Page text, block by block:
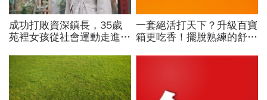
成功打敗資深鎮長，35歲
苑裡女孩從社會運動走進鎮
「拜託」
一套絕活打天下？升級百寶
箱更吃香！擺脫熟練的舒適
阱